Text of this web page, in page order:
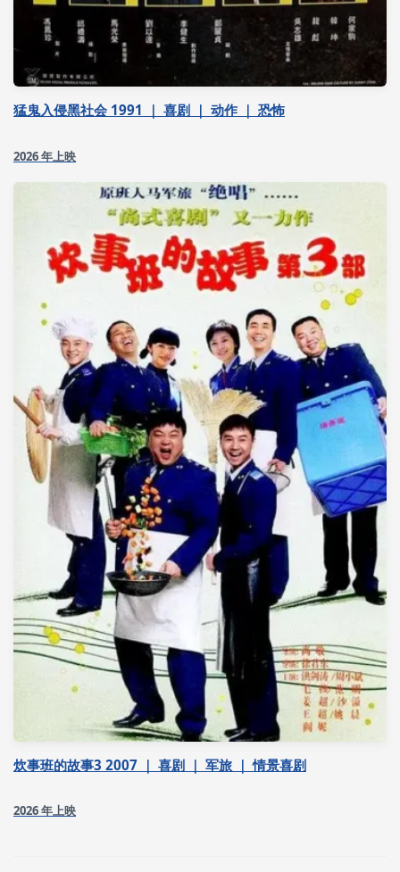
猛鬼入侵黑社会 1991 ｜ 喜剧 ｜ 动作 ｜ 恐怖
2026 年上映
炊事班的故事3 2007 ｜ 喜剧 ｜ 军旅 ｜ 情景喜剧
2026 年上映